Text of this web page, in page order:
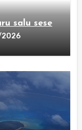
salu sese